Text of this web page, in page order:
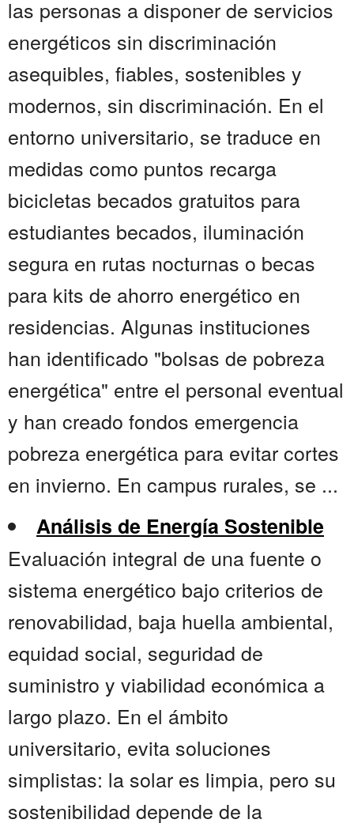
las personas a disponer de servicios
energéticos sin discriminación
asequibles, fiables, sostenibles y
modernos, sin discriminación. En el
entorno universitario, se traduce en
medidas como puntos recarga
bicicletas becados gratuitos para
estudiantes becados, iluminación
segura en rutas nocturnas o becas
para kits de ahorro energético en
residencias. Algunas instituciones
han identificado "bolsas de pobreza
energética" entre el personal eventual
y han creado fondos emergencia
pobreza energética para evitar cortes
en invierno. En campus rurales, se ...
Análisis de Energía Sostenible
Evaluación integral de una fuente o
sistema energético bajo criterios de
renovabilidad, baja huella ambiental,
equidad social, seguridad de
suministro y viabilidad económica a
largo plazo. En el ámbito
universitario, evita soluciones
simplistas: la solar es limpia, pero su
sostenibilidad depende de la